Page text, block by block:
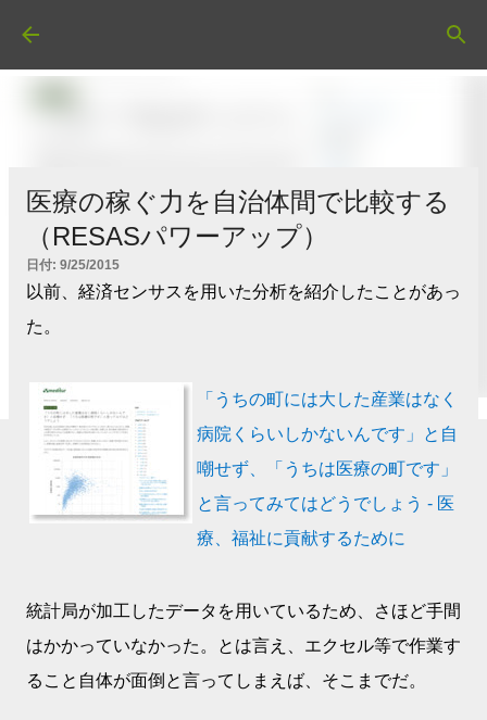
医療の稼ぐ力を自治体間で比較する
（RESASパワーアップ）
日付: 9/25/2015
以前、経済センサスを用いた分析を紹介したことがあっ
た。
「うちの町には大した産業はなく
病院くらいしかないんです」と自
嘲せず、「うちは医療の町です」
と言ってみてはどうでしょう - 医
療、福祉に貢献するために
統計局が加工したデータを用いているため、さほど手間
はかかっていなかった。とは言え、エクセル等で作業す
ること自体が面倒と言ってしまえば、そこまでだ。